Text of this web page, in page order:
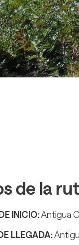
de la
INICIO:Antigua
LLEGADA: